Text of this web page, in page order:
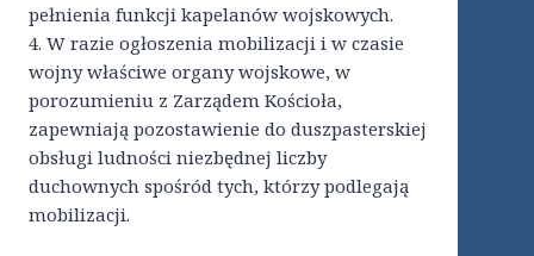
pełnienia funkcji kapelanów wojskowych.
4. W razie ogłoszenia mobilizacji i w czasie
wojny właściwe organy wojskowe, w
porozumieniu z Zarządem Kościoła,
zapewniają pozostawienie do duszpasterskiej
obsługi ludności niezbędnej liczby
duchownych spośród tych, którzy podlegają
mobilizacji.